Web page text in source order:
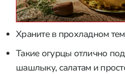
Храните в прохладном
Такие огурцы отлично
шашлыку, салатам и